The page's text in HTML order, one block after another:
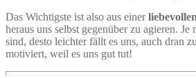
Das Wichtigste ist also aus einer
heraus uns selbst gegenüber zu agieren.
sind, desto leichter fällt es uns, auch dran
motiviert, weil es uns gut tut!